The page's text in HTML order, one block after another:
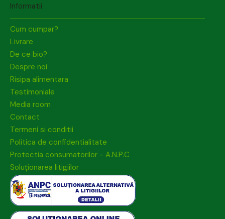
Informatii
Cum cumpar?
Livrare
De ce bio?
Despre noi
Risipa alimentara
Testimoniale
Media room
Contact
Termeni si conditii
Politica de confidentialitate
Protectia consumatorilor - A.N.P.C
Soluționarea litigiilor